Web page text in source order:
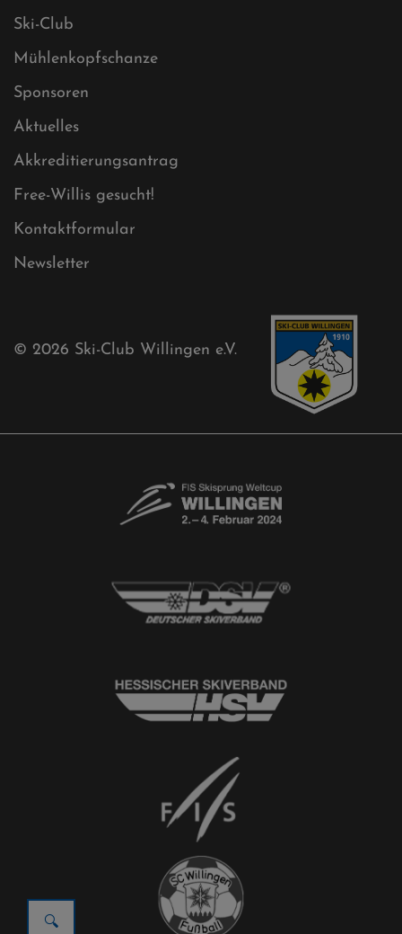
Datenschutz
Impressum
Sitemap
Sitemap XML
Cookies
Ski-Club
Mühlenkopfschanze
Kontaktformular